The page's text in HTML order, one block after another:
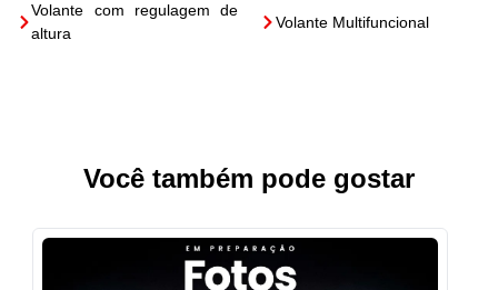
Volante com regulagem de
altura
Volante Multifuncional
Você também pode gostar